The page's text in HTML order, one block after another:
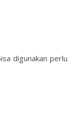
digunakan perlu